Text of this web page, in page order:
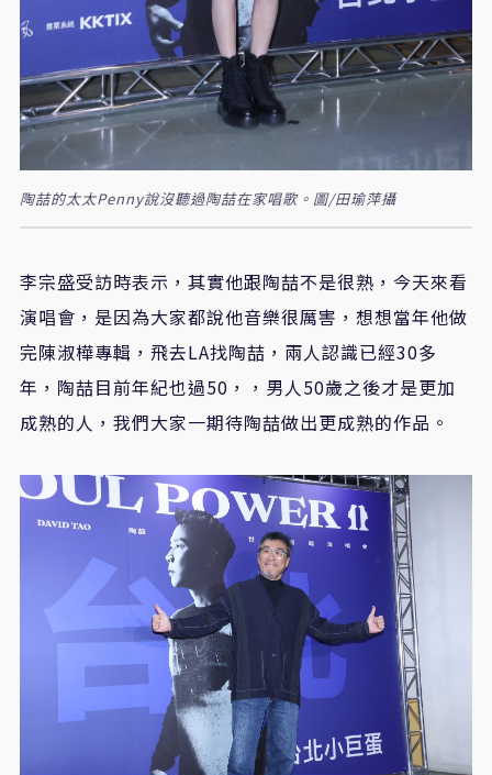
陶喆的太太Penny說沒聽過陶喆在家唱歌。圖/田瑜萍攝
李宗盛受訪時表示，其實他跟陶喆不是很熟，今天來看
演唱會，是因為大家都說他音樂很厲害，想想當年他做
完陳淑樺專輯，飛去LA找陶喆，兩人認識已經30多
年，陶喆目前年紀也過50 ，，男人 50歲之後才是更加
成熟的人，我們大家一期待陶喆做出更成熟的作品。